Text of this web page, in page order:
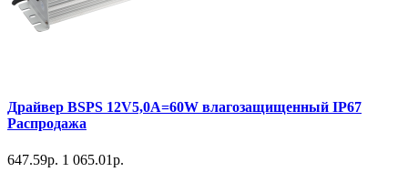
Драйвер BSPS 12V5,0A=60W влагозащищенный IP67
Распродажа
647.59р. 1 065.01р.